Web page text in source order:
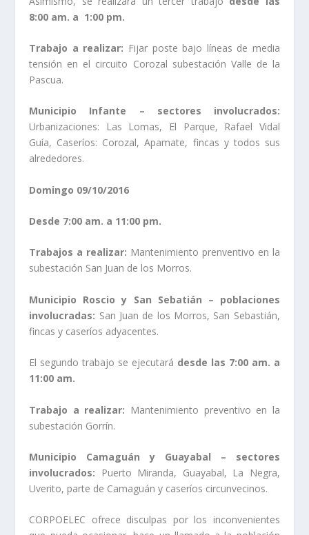
8:00 am. a 1:00 pm.
Trabajo a realizar: Fijar poste bajo líneas de media
tensión en el circuito Corozal subestación Valle de la
Pascua.
Municipio Infante – sectores involucrados:
Urbanizaciones: Las Lomas, El Parque, Rafael Vidal
Guía, Caseríos: Corozal, Apamate, fincas y todos sus
alrededores.
Domingo 09/10/2016
Desde 7:00 am. a 11:00 pm.
Trabajos a realizar: Mantenimiento prenventivo en la
subestación San Juan de los Morros.
Municipio Roscio y San Sebatián – poblaciones
involucradas: San Juan de los Morros, San Sebastián,
fincas y caseríos adyacentes.
El segundo trabajo se ejecutará desde las 7:00 am. a
11:00 am.
Trabajo a realizar: Mantenimiento preventivo en la
subestación Gorrín.
Municipio Camaguán y Guayabal – sectores
involucrados:
Puerto Miranda, Guayabal, La Negra,
Uverito, parte de Camaguán y caseríos circunvecinos.
CORPOELEC ofrece disculpas por los inconvenientes